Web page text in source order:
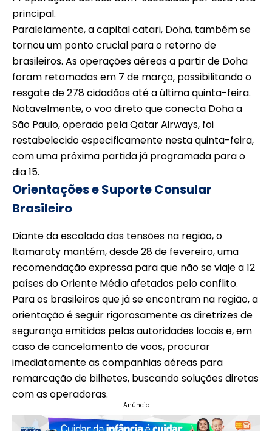
principal.
Paralelamente, a capital catari, Doha, também se
tornou um ponto crucial para o retorno de
brasileiros. As operações aéreas a partir de Doha
foram retomadas em 7 de março, possibilitando o
resgate de 278 cidadãos até a última quinta-feira.
Notavelmente, o voo direto que conecta Doha a
São Paulo, operado pela Qatar Airways, foi
restabelecido especificamente nesta quinta-feira,
com uma próxima partida já programada para o
dia 15.
Orientações e Suporte Consular
Brasileiro
Diante da escalada das tensões na região, o
Itamaraty mantém, desde 28 de fevereiro, uma
recomendação expressa para que não se viaje a 12
países do Oriente Médio afetados pelo conflito.
Para os brasileiros que já se encontram na região, a
orientação é seguir rigorosamente as diretrizes de
segurança emitidas pelas autoridades locais e, em
caso de cancelamento de voos, procurar
imediatamente as companhias aéreas para
remarcação de bilhetes, buscando soluções diretas
com as operadoras.
- Anúncio -